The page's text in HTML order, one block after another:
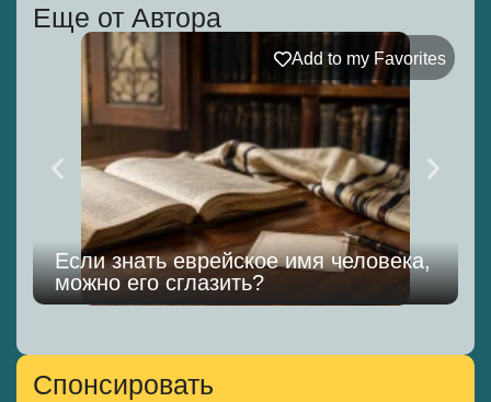
Еще от Автора
Add to my Favorites
Если знать еврейское имя человека,
можно его сглазить?
Спонсировать